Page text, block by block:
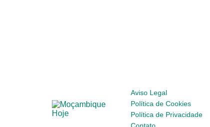
Aviso Legal
Política de Cookies
Política de Privacidade
Contato